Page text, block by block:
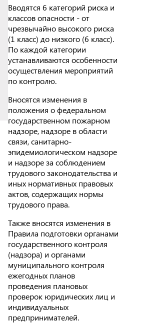
Вводятся 6 категорий риска и
классов опасности - от
чрезвычайно высокого риска
(1 класс) до низкого (6 класс).
По каждой категории
устанавливаются особенности
осуществления мероприятий
по контролю.
Вносятся изменения в
положения о федеральном
государственном пожарном
надзоре, надзоре в области
связи, санитарно-
эпидемиологическом надзоре
и надзоре за соблюдением
трудового законодательства и
иных нормативных правовых
актов, содержащих нормы
трудового права.
Также вносятся изменения в
Правила подготовки органами
государственного контроля
(надзора) и органами
муниципального контроля
ежегодных планов
проведения плановых
проверок юридических лиц и
индивидуальных
предпринимателей.